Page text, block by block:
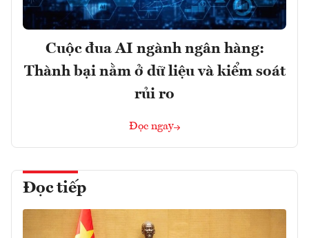
Cuộc đua AI ngành ngân hàng:
Thành bại nằm ở dữ liệu và kiểm soát
rủi ro
Đọc ngay
Đọc tiếp